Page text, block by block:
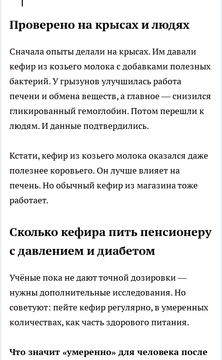
Проверено на крысах и людях
Сначала опыты делали на крысах. Им давали
кефир из козьего молока с добавками полезных
бактерий. У грызунов улучшилась работа
печени и обмена веществ, а главное — снизился
гликированный гемоглобин. Потом перешли к
людям. И данные подтвердились.
Кстати, кефир из козьего молока оказался даже
полезнее коровьего. Он лучше влияет на
печень. Но обычный кефир из магазина тоже
работает.
Сколько кефира пить пенсионеру
с давлением и диабетом
Учёные пока не дают точной дозировки —
нужны дополнительные исследования. Но
советуют: пейте кефир регулярно, в умеренных
количествах, как часть здорового питания.
Что значит «умеренно» для человека после